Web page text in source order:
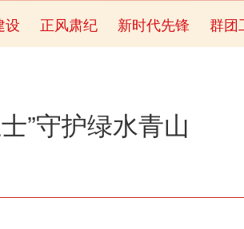
设 正风肃纪 新时代先锋 群团
”守护绿水青山